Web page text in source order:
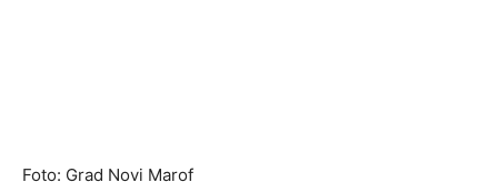
Foto: Grad Novi Marof